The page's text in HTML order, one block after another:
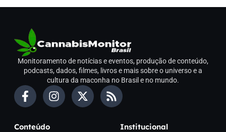
Monitoramento de notícias e eventos, produção de conteúdo,
podcasts, dados, filmes, livros e mais sobre o universo e a
cultura da maconha no Brasil e no mundo.
Conteúdo Institucional